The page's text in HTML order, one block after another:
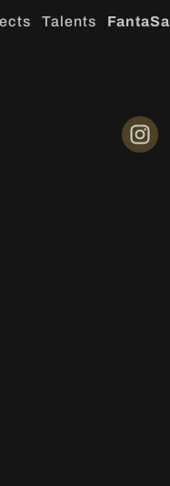
Talents